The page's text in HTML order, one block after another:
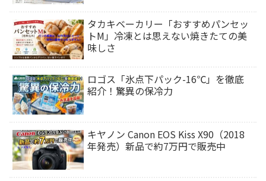
タカキベーカリー「おすすめパンセッ
トM」冷凍とは思えない焼きたての美
味しさ
ロゴス「氷点下パック-16℃」を徹底
紹介！驚異の保冷力
キヤノン Canon EOS Kiss X90（2018
年発売）新品で約7万円で販売中